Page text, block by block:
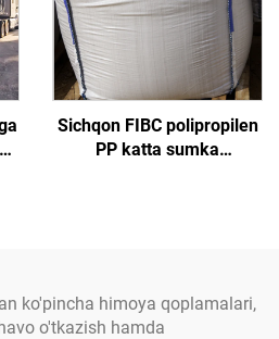
Sichqon FIBC polipropilen
PP katta sumka
ko'pincha himoya qoplamalari,
o'tkazish hamda